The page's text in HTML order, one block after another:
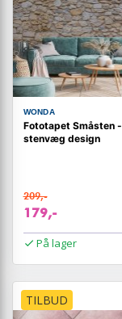
WONDA
Fototapet Småsten -
stenvæg design
209,-
179,-
På lager
TILBUD